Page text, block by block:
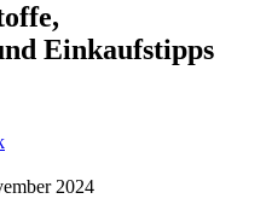
Einkaufstipps
2024